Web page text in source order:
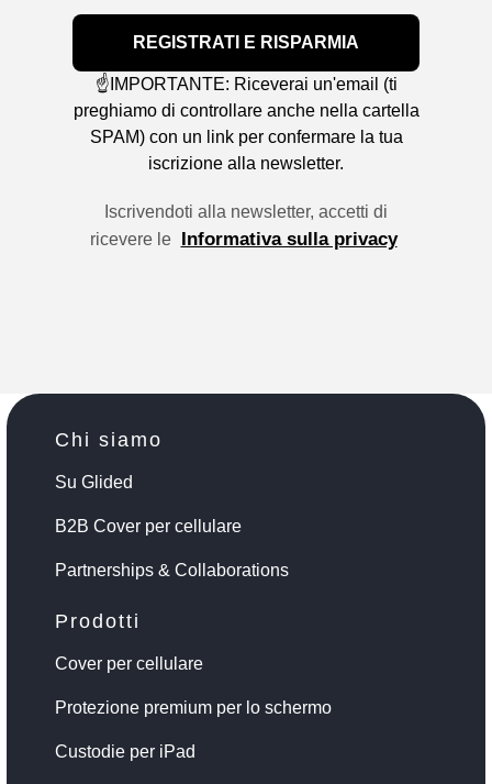
REGISTRATI E RISPARMIA
☝️IMPORTANTE: Riceverai un'email (ti
preghiamo di controllare anche nella cartella
SPAM) con un link per confermare la tua
iscrizione alla newsletter.
Iscrivendoti alla newsletter, accetti di
ricevere le Informativa sulla privacy
Chi siamo
Su Glided
B2B Cover per cellulare
Partnerships & Collaborations
Prodotti
Cover per cellulare
Protezione premium per lo schermo
Custodie per iPad